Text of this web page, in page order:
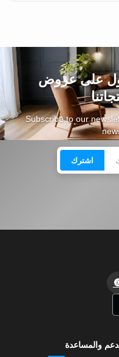
على عروض
Subscribe to our
اشترك
والمساعدة